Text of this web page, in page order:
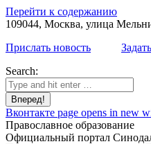
Перейти к содержанию
109044, Москва, улица
Прислать новость
Search:
Вконтакте page opens in new
Православное образование
Официальный портал